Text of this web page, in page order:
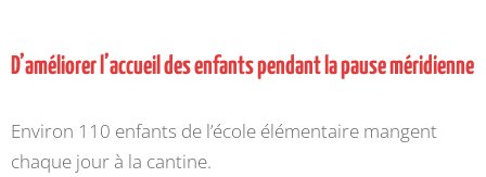
D’améliorer l’accueil des enfants pendant la pause méridienne
Environ 110 enfants de l’école élémentaire mangent
chaque jour à la cantine.